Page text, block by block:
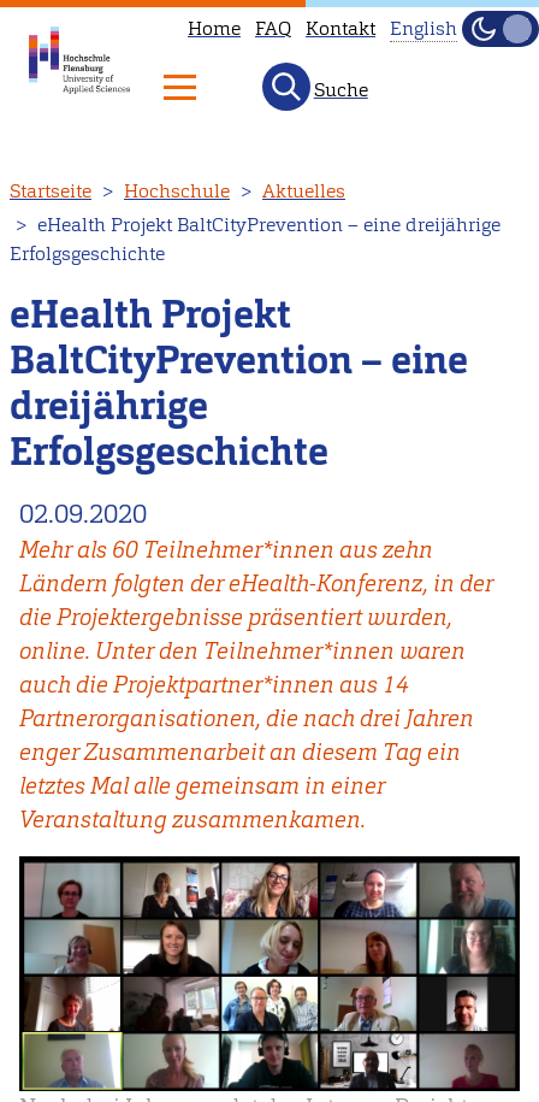
zum
Inhalt
Home FAQ Kontakt
available
to
English
Hell
Suche
Startseite Hochschule
Aktuelles
eHealth Projekt BaltCityPrevention – eine dreijährige
Erfolgsgeschichte
eHealth Projekt
BaltCityPrevention – eine
dreijährige
Erfolgsgeschichte
02.09.2020
Mehr als 60 Teilnehmer*innen aus zehn
Ländern folgten der eHealth-Konferenz, in der
die Projektergebnisse präsentiert wurden,
online. Unter den Teilnehmer*innen waren
auch die Projektpartner*innen aus 14
Partnerorganisationen, die nach drei Jahren
enger Zusammenarbeit an diesem Tag ein
letztes Mal alle gemeinsam in einer
Veranstaltung zusammenkamen.